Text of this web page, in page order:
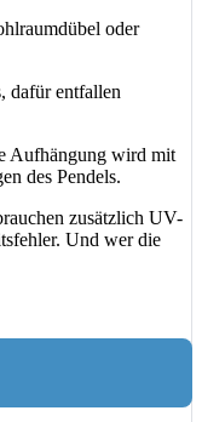
oder
dafür entfallen
Aufhängung wird mit
des Pendels.
zusätzlich UV-
Und wer die